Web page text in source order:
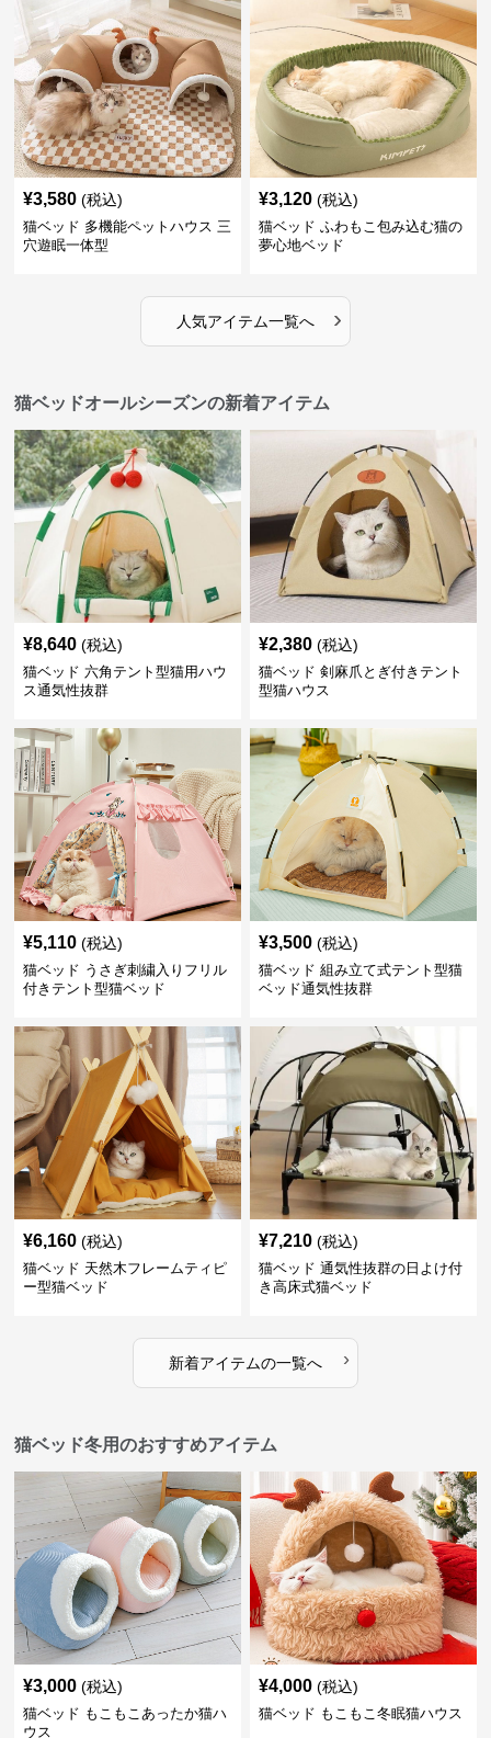
¥3,580 (税込)
猫ベッド 多機能ペットハウス 三
穴遊眠一体型
¥3,120 (税込)
猫ベッド ふわもこ包み込む猫の
夢心地ベッド
人気アイテム一覧へ ›
猫ベッドオールシーズンの新着アイテム
¥8,640 (税込)
猫ベッド 六角テント型猫用ハウ
ス通気性抜群
¥2,380 (税込)
猫ベッド 剣麻爪とぎ付きテント
型猫ハウス
¥5,110 (税込)
猫ベッド うさぎ刺繍入りフリル
付きテント型猫ベッド
¥3,500 (税込)
猫ベッド 組み立て式テント型猫
ベッド通気性抜群
¥6,160 (税込)
猫ベッド 天然木フレームティピ
ー型猫ベッド
¥7,210 (税込)
猫ベッド 通気性抜群の日よけ付
き高床式猫ベッド
新着アイテムの一覧へ ›
猫ベッド冬用のおすすめアイテム
¥3,000 (税込)
猫ベッド もこもこあったか猫ハ
ウス
¥4,000 (税込)
猫ベッド もこもこ冬眠猫ハウス